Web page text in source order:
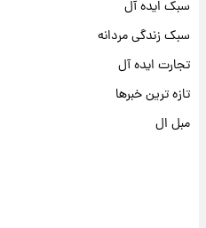
سبک ایده آل
سبک زندگی مردانه
تجارت ایده آل
تازه ترین خبرها
مبل ال